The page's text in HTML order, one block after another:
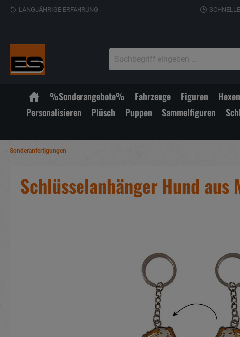
LANGJÄHRIGE ERFAHRUNG
%Sonderangebote% Fahrzeuge Figuren Hexen
Personalisieren
Plüsch Puppen Sammelfiguren
Sonderanfertigungen
Schlüsselanhänger Hund